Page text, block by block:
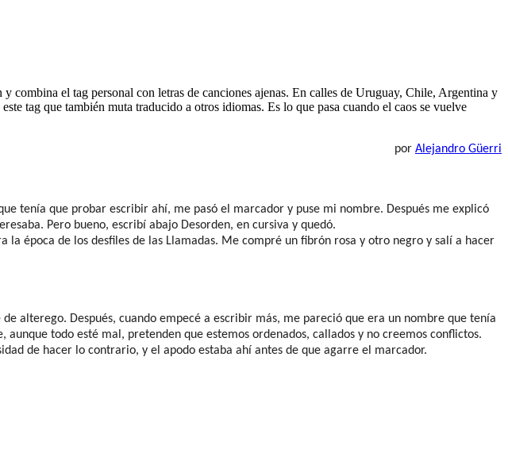
combina el tag personal con letras de canciones ajenas. En calles de Uruguay, Chile, Argentina y
tag que también muta traducido a otros idiomas. Es lo que pasa cuando el caos se vuelve
por Alejandro Güerri
tenía que probar escribir ahí, me pasó el marcador y puse mi nombre. Después me explicó
Pero bueno, escribí abajo Desorden, en cursiva y quedó.
la época de los desfiles de las Llamadas. Me compré un fibrón rosa y otro negro y salí a hacer
alterego. Después, cuando empecé a escribir más, me pareció que era un nombre que tenía
todo esté mal, pretenden que estemos ordenados, callados y no creemos conflictos.
de hacer lo contrario, y el apodo estaba ahí antes de que agarre el marcador.